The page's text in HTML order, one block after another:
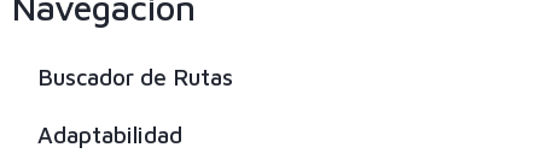
Buscador de Rutas
Adaptabilidad